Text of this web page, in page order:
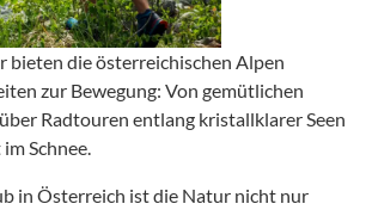
bieten die österreichischen Alpen
zur Bewegung: Von gemütlichen
Radtouren entlang kristallklarer Seen
Schnee.
in Österreich ist die Natur nicht nur